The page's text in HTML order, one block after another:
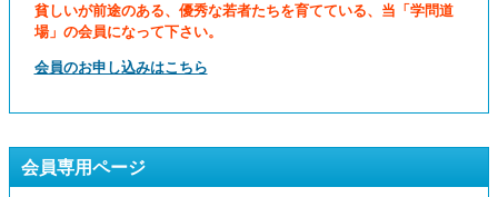
貧しいが前途のある、優秀な若者たちを育てている、当「学問道
場」の会員になって下さい。
会員のお申し込みはこちら
会員専用ページ